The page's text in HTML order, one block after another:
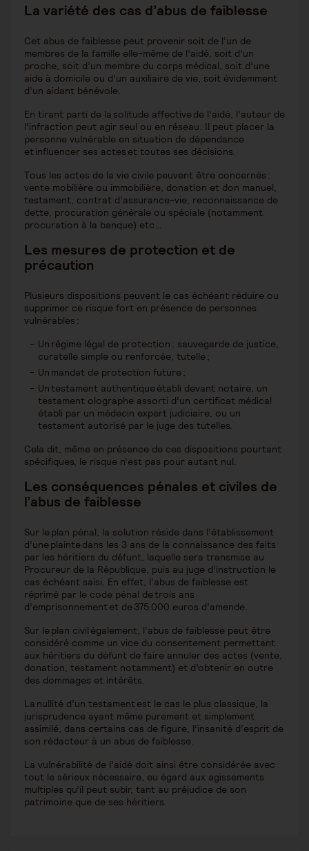
La variété des cas d’abus de faiblesse
Cet abus de faiblesse peut provenir soit de l’un de
membres de la famille elle-même de l’aidé, soit d’un
proche, soit d’un membre du corps médical, soit d’une
aide à domicile ou d’un auxiliaire de vie, soit évidemment
d’un aidant bénévole.
En tirant parti de la solitude affective de l’aidé, l’auteur de
l’infraction peut agir seul ou en réseau. Il peut placer la
personne vulnérable en situation de dépendance
et influencer ses actes et toutes ses décisions.
Tous les actes de la vie civile peuvent être concernés :
vente mobilière ou immobilière, donation et don manuel,
testament, contrat d’assurance-vie, reconnaissance de
dette, procuration générale ou spéciale (notamment
procuration à la banque) etc…
Les mesures de protection et de
précaution
Plusieurs dispositions peuvent le cas échéant réduire ou
supprimer ce risque fort en présence de personnes
vulnérables :
Un régime légal de protection : sauvegarde de justice,
curatelle simple ou renforcée, tutelle ;
Un mandat de protection future ;
Un testament authentique établi devant notaire, un
testament olographe assorti d’un certificat médical
établi par un médecin expert judiciaire, ou un
testament autorisé par le juge des tutelles.
Cela dit, même en présence de ces dispositions pourtant
spécifiques, le risque n’est pas pour autant nul.
Les conséquences pénales et civiles de
l’abus de faiblesse
Sur le plan pénal, la solution réside dans l’établissement
d’une plainte dans les 3 ans de la connaissance des faits
par les héritiers du défunt, laquelle sera transmise au
Procureur de la République, puis au juge d’instruction le
cas échéant saisi. En effet, l’abus de faiblesse est
réprimé par le code pénal de trois ans
d’emprisonnement et de 375.000 euros d’amende.
Sur le plan civil également, l’abus de faiblesse peut être
considéré comme un vice du consentement permettant
aux héritiers du défunt de faire annuler des actes (vente,
donation, testament notamment) et d’obtenir en outre
des dommages et intérêts.
La nullité d’un testament est le cas le plus classique, la
jurisprudence ayant même purement et simplement
assimilé, dans certains cas de figure, l’insanité d’esprit de
son rédacteur à un abus de faiblesse.
La vulnérabilité de l’aidé doit ainsi être considérée avec
tout le sérieux nécessaire, eu égard aux agissements
multiples qu’il peut subir, tant au préjudice de son
patrimoine que de ses héritiers.